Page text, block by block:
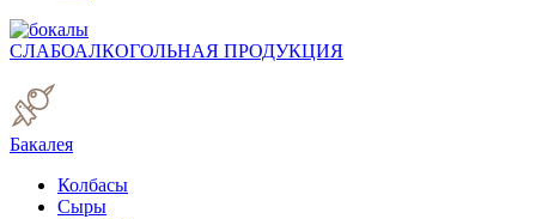
СЛАБОАЛКОГОЛЬНАЯ ПРОДУКЦИЯ
Бакалея
Колбасы
Сыры